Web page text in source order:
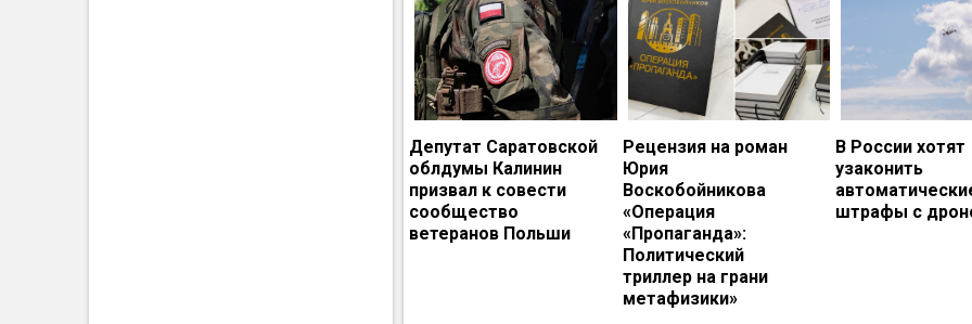
Депутат Саратовской
облдумы Калинин
призвал к совести
сообщество
ветеранов Польши
Рецензия на роман
Юрия
Воскобойникова
«Операция
«Пропаганда»:
Политический
триллер на грани
метафизики»
В России хотят
узаконить
штрафы с